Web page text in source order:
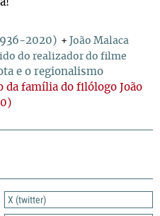
X (twitter)
2020) + João Malaca
do realizador do filme
e o regionalismo
da família do filólogo João